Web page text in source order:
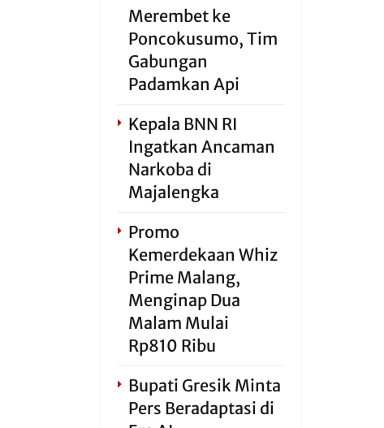
Merembet ke
Poncokusumo, Tim
Gabungan
Padamkan Api
Kepala BNN RI
Ingatkan Ancaman
Narkoba di
Majalengka
Promo
Kemerdekaan Whiz
Prime Malang,
Menginap Dua
Malam Mulai
Rp810 Ribu
Bupati Gresik Minta
Pers Beradaptasi di